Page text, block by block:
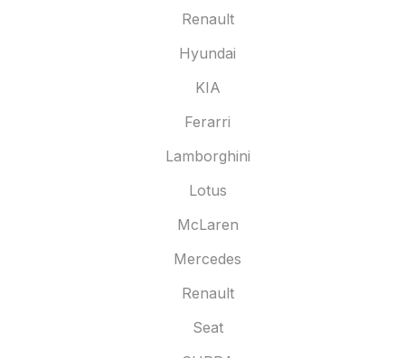
Renault
Hyundai
KIA
Ferarri
Lamborghini
Lotus
McLaren
Mercedes
Renault
Seat